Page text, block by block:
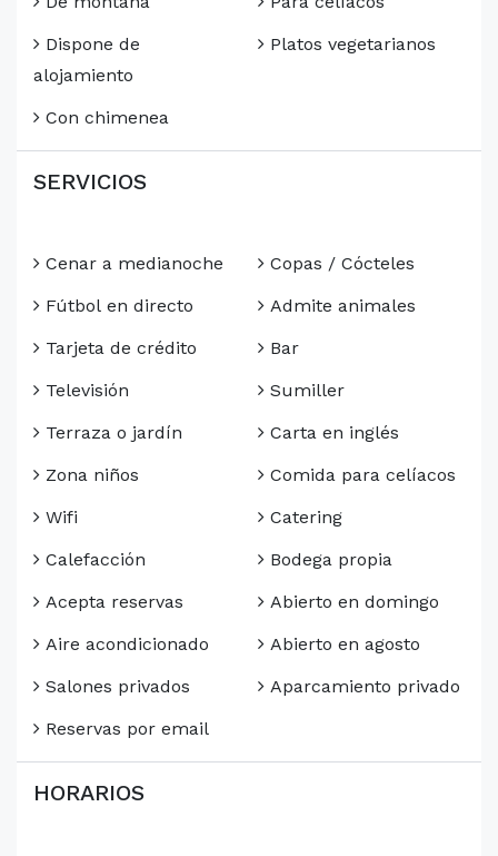
Dispone de
alojamiento
Con chimenea
Platos vegetarianos
SERVICIOS
Cenar a medianoche
Fútbol en directo
Tarjeta de crédito
Televisión
Terraza o jardín
Zona niños
Wifi
Calefacción
Acepta reservas
Aire acondicionado
Salones privados
Reservas por email
Copas / Cócteles
Admite animales
Bar
Sumiller
Carta en inglés
Comida para celíacos
Catering
Bodega propia
Abierto en domingo
Abierto en agosto
Aparcamiento privado
HORARIOS